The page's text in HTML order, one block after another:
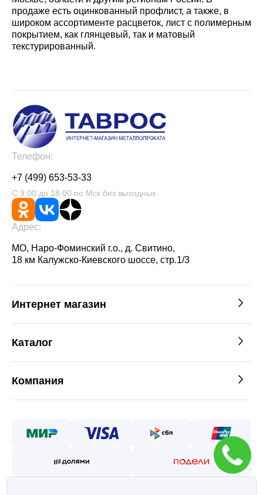
продаже есть оцинкованный профлист, а также, в
широком ассортименте расцветок, лист с полимерным
покрытием, как глянцевый, так и матовый
текстурированный.
Телефон:
+7 (499) 653-53-33
С 9:00 до 18:00 по Мск без выходных
Адрес:
МО, Наро-Фоминский г.о., д. Свитино,
18 км Калужско-Киевского шоссе, стр.1/3
Интернет магазин
Каталог
Компания